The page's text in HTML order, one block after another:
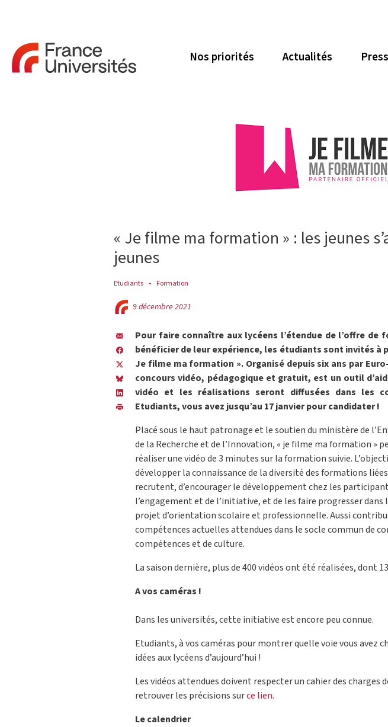
Nos priorités Actualités
« Je filme ma formation » : les jeunes
jeunes
Etudiants Formation
9 décembre 2021
Pour faire connaître aux lycéens l’étendue de l’offre
bénéficier de leur expérience, les étudiants sont invités à
Je filme ma formation ». Organisé depuis six ans par
concours vidéo, pédagogique et gratuit, est un outil
vidéo et les réalisations seront diffusées dans les
Etudiants, vous avez jusqu’au 17 janvier pour candidater !
Placé sous le haut patronage et le soutien du ministère de
de la Recherche et de l’Innovation, « je filme ma formation »
réaliser une vidéo de 3 minutes sur la formation suivie.
développer la connaissance de la diversité des formations
recrutent, d’encourager le développement chez les
l’engagement et de l’initiative, et de les faire progresser dans
projet d’orientation scolaire et professionnelle. Aussi
compétences actuelles attendues dans le socle commun de
compétences et de culture.
La saison dernière, plus de 400 vidéos ont été réalisées, dont
A vos caméras !
Dans les universités, cette initiative est encore peu connue.
Etudiants, à vos caméras pour montrer quelle voie vous avez
idées aux lycéens d’aujourd’hui !
Les vidéos attendues doivent respecter un cahier des charges
retrouver les précisions surce lien.
Le calendrier